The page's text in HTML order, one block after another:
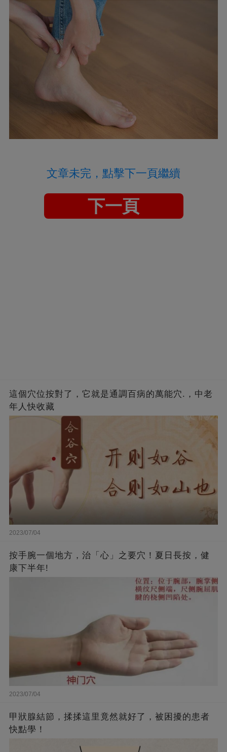
文章未完，點擊下一頁繼續
下一頁
這個穴位按對了，它就是通調百病的萬能穴.，中老
年人快收藏
2023/07/04
按手腕一個地方，治「心」之要穴！夏日長按，健
康下半年!
2023/07/04
甲狀腺結節，揉揉這里竟然就好了，被困擾的患者
快點學！